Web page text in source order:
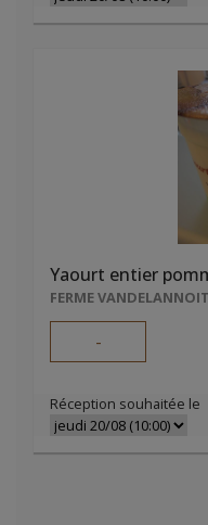
Yaourt entier
FERME
-
Réception souhaitée le